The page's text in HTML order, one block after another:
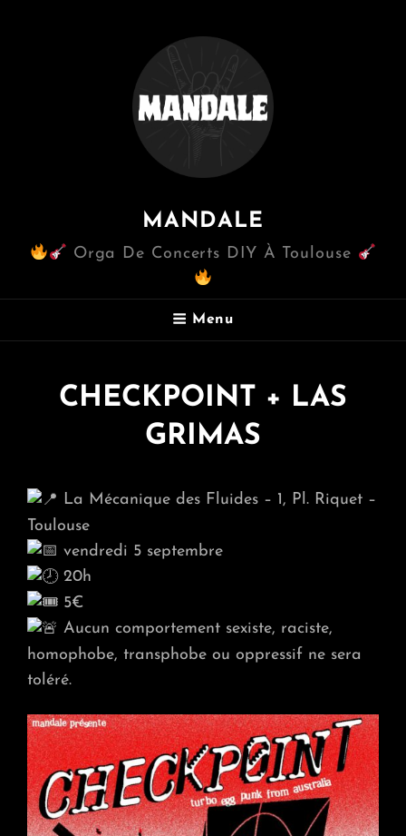
MANDALE
Orga De Concerts DIY À Toulouse
Menu
CHECKPOINT + LAS
GRIMAS
La Mécanique des Fluides – 1, Pl. Riquet –
Toulouse
vendredi 5 septembre
20h
5€
Aucun comportement sexiste, raciste,
homophobe, transphobe ou oppressif ne sera
toléré.